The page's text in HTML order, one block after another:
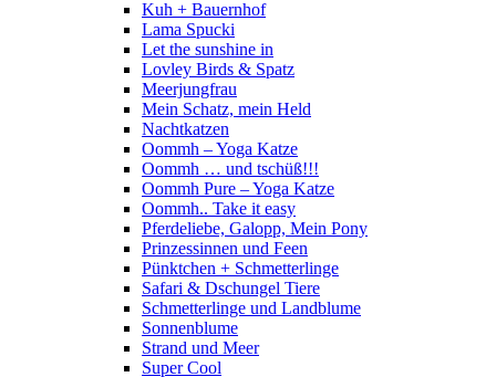
Kuh + Bauernhof
Lama Spucki
Let the sunshine in
Lovley Birds & Spatz
Meerjungfrau
Mein Schatz, mein Held
Nachtkatzen
Oommh – Yoga Katze
Oommh … und tschüß!!!
Oommh Pure – Yoga Katze
Oommh.. Take it easy
Pferdeliebe, Galopp, Mein Pony
Prinzessinnen und Feen
Pünktchen + Schmetterlinge
Safari & Dschungel Tiere
Schmetterlinge und Landblume
Sonnenblume
Strand und Meer
Super Cool